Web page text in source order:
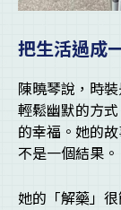
把生活過成
陳曉琴說，時
輕鬆幽默的方
的幸福。她的
不是一個結果。
她的「解藥」